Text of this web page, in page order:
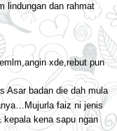
lindungan dan rahmat
xde,rebut pun
Asar badan die dah mula
faiz ni jenis
kena sapu ngan